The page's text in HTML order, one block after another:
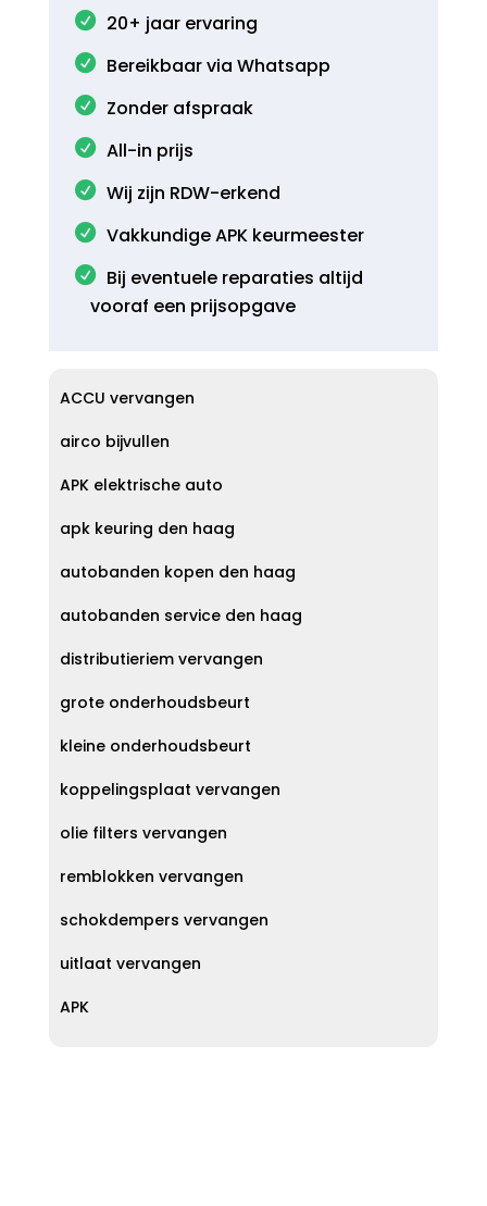
20+ jaar ervaring
Bereikbaar via Whatsapp
Zonder afspraak
All-in prijs
Wij zijn RDW-erkend
Vakkundige APK keurmeester
Bij eventuele reparaties altijd
vooraf een prijsopgave
ACCU vervangen
airco bijvullen
APK elektrische auto
apk keuring den haag
autobanden kopen den haag
autobanden service den haag
distributieriem vervangen
grote onderhoudsbeurt
kleine onderhoudsbeurt
koppelingsplaat vervangen
olie filters vervangen
remblokken vervangen
schokdempers vervangen
uitlaat vervangen
APK